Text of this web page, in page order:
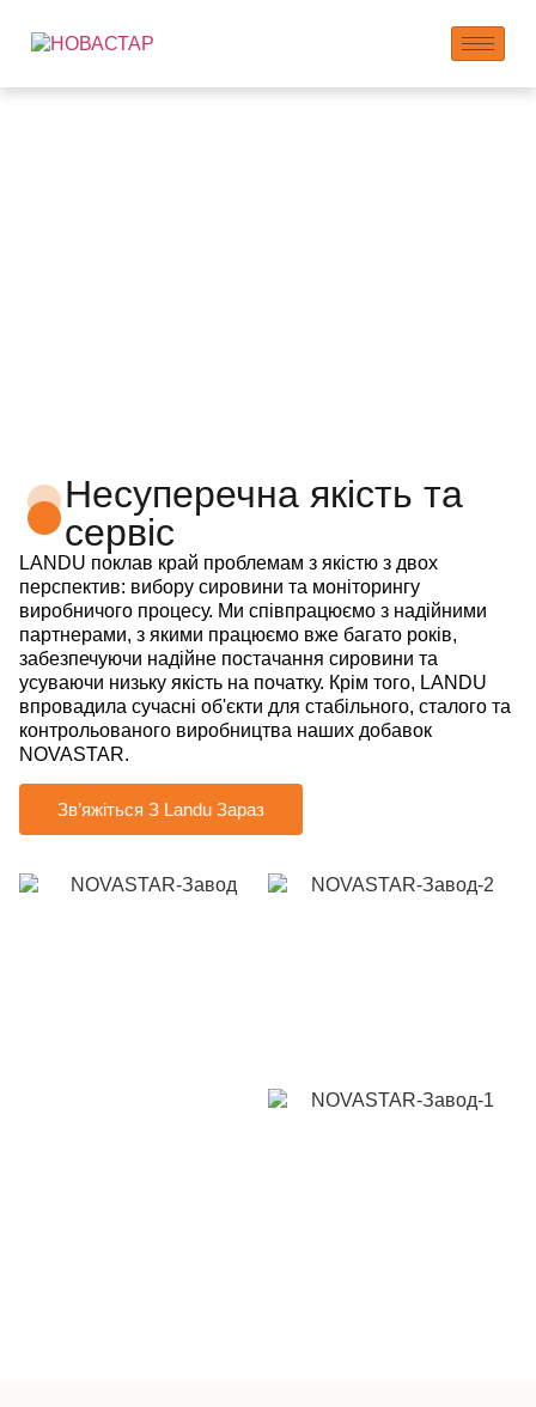
Несуперечна якість та
сервіс
LANDU поклав край проблемам з якістю з двох
перспектив: вибору сировини та моніторингу
виробничого процесу. Ми співпрацюємо з надійними
партнерами, з якими працюємо вже багато років,
забезпечуючи надійне постачання сировини та
усуваючи низьку якість на початку. Крім того, LANDU
впровадила сучасні об'єкти для стабільного, сталого та
контрольованого виробництва наших добавок
NOVASTAR.
Зв’яжіться З Landu Зараз